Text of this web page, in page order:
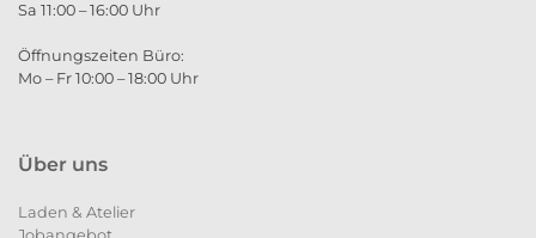
Sa 11:00 – 16:00 Uhr
Öffnungszeiten Büro:
Mo – Fr 10:00 – 18:00 Uhr
Über uns
Laden & Atelier